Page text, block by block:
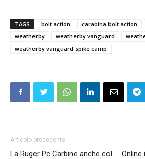
TAGS bolt action carabina bolt action
weatherby
weatherby vanguard
weatherby vanguard spike camp
Articolo precedente
La Ruger Pc Carbine anche col